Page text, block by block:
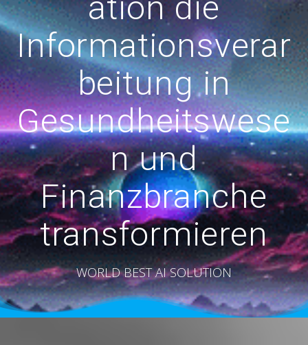
Informationsverar
beitung in
Gesundheitswese
n und
Finanzbranche
transformieren
WORLD BEST AI SOLUTION